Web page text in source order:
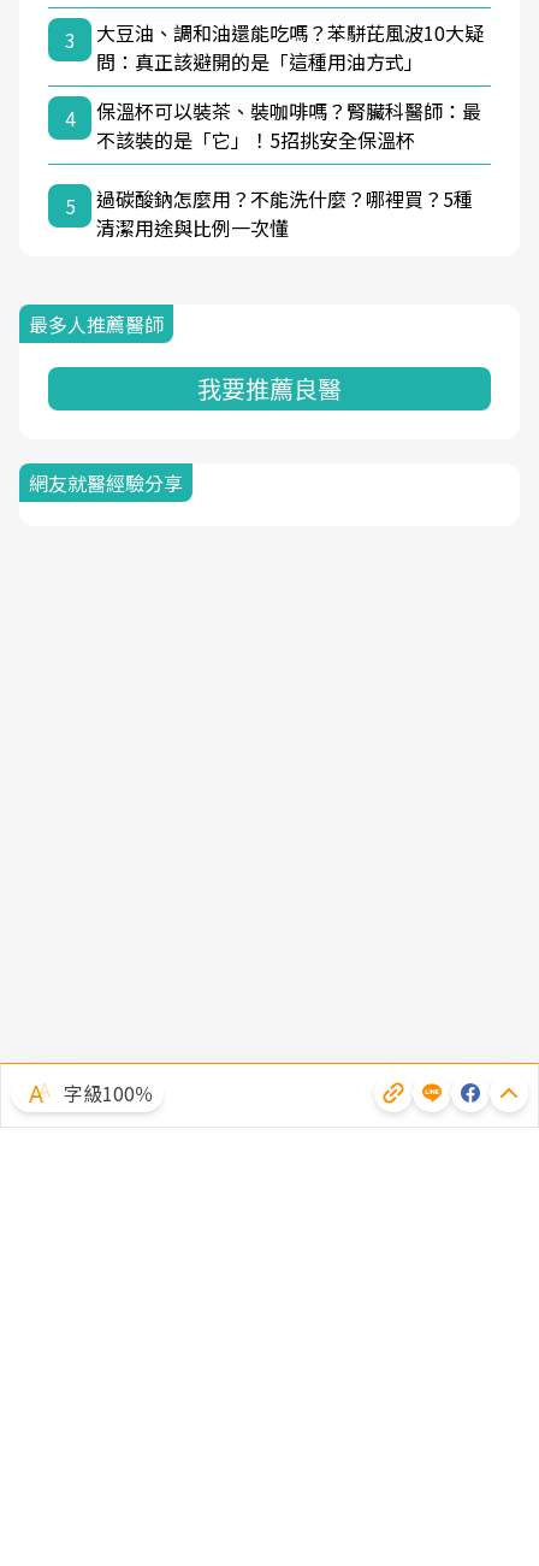
3
大豆油、調和油還能吃嗎？苯駢芘風波10大疑
問：真正該避開的是「這種用油方式」
4
保溫杯可以裝茶、裝咖啡嗎？腎臟科醫師：最
不該裝的是「它」！5招挑安全保溫杯
5
過碳酸鈉怎麼用？不能洗什麼？哪裡買？5種
清潔用途與比例一次懂
最多人推薦醫師
我要推薦良醫
網友就醫經驗分享
字級100％